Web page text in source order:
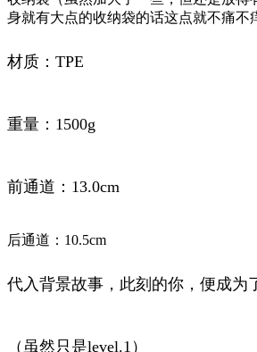
身就有大点的收纳袋的话这点就不痛不
材质：TPE
重量：1500g
前通道：13.0cm
后通道：10.5cm
代入背景故事，此刻的你，便成为
（虽然只是level.1）